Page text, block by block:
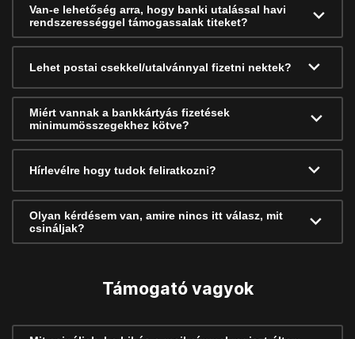
Van-e lehetőség arra, hogy banki utalással havi
rendszerességgel támogassalak titeket?
Lehet postai csekkel/utalvánnyal fizetni nektek?
Miért vannak a bankkártyás fizetések
minimumösszegekhez kötve?
Hírlevélre hogy tudok feliratkozni?
Olyan kérdésem van, amire nincs itt válasz, mit
csináljak?
Támogató vagyok